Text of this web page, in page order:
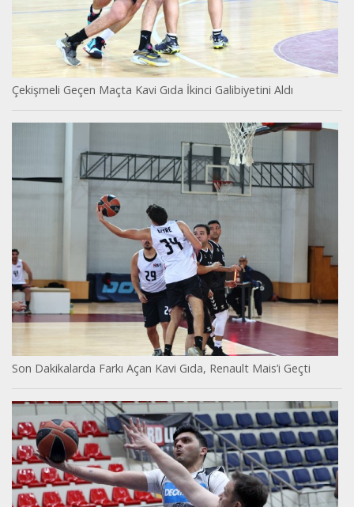
Çekişmeli Geçen Maçta Kavi Gıda İkinci Galibiyetini Aldı
Son Dakikalarda Farkı Açan Kavi Gıda, Renault Mais’i Geçti